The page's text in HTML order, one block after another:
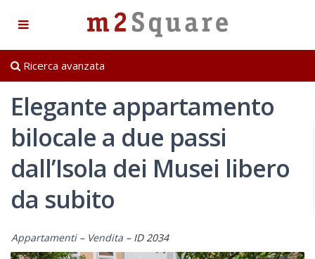
Ricerca avanzata
Elegante appartamento
bilocale a due passi
dall’Isola dei Musei libero
da subito
Appartamenti– Vendita – ID 2034